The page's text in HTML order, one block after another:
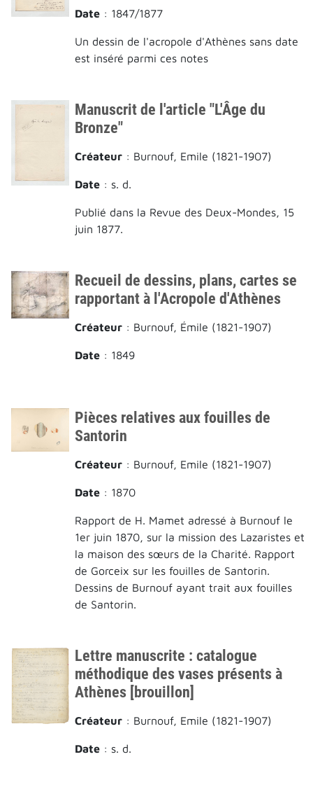
Date : 1847/1877
Un dessin de l'acropole d'Athènes sans date
est inséré parmi ces notes
Manuscrit de l'article "L'Âge du
Bronze"
Créateur : Burnouf, Emile (1821-1907)
Date : s. d.
Publié dans la Revue des Deux-Mondes, 15
juin 1877.
Recueil de dessins, plans, cartes se
rapportant à l'Acropole d'Athènes
Créateur : Burnouf, Émile (1821-1907)
Date : 1849
Pièces relatives aux fouilles de
Santorin
Créateur : Burnouf, Emile (1821-1907)
Date : 1870
Rapport de H. Mamet adressé à Burnouf le
1er juin 1870, sur la mission des Lazaristes et
la maison des sœurs de la Charité. Rapport
de Gorceix sur les fouilles de Santorin.
Dessins de Burnouf ayant trait aux fouilles
de Santorin.
Lettre manuscrite : catalogue
méthodique des vases présents à
Athènes [brouillon]
Créateur : Burnouf, Emile (1821-1907)
Date : s. d.